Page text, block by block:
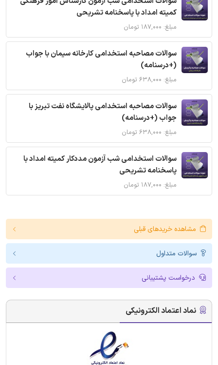
کمیته امداد با پاسخنامه تشریحی
مبلغ: ۱۸۷,۰۰۰ تومان
سوالات مصاحبه استخدامی کارخانه سیمان با جواب
(+درسنامه)
مبلغ: ۶۳۸,۰۰۰ تومان
سوالات مصاحبه استخدامی پالایشگاه نفت تبریز با
جواب (+درسنامه)
مبلغ: ۶۳۸,۰۰۰ تومان
سوالات استخدامی شب آزمون مددکار کمیته امداد با
پاسخنامه تشریحی
مبلغ: ۱۸۷,۰۰۰ تومان
مشاهده خریدهای قبلی
سوالات متداول
درخواست پشتیبانی
نماد اعتماد الکترونیکی